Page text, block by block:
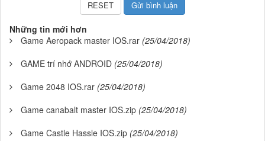
Những tin mới hơn
Game Aeropack master IOS.rar (25/04/2018)
GAME trí nhớ ANDROID (25/04/2018)
Game 2048 IOS.rar (25/04/2018)
Game canabalt master IOS.zip (25/04/2018)
Game Castle Hassle IOS.zip (25/04/2018)